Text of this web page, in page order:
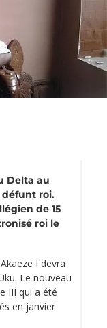
Delta au
défunt roi.
de 15
roi le
I devra
Le nouveau
III qui a été
en janvier